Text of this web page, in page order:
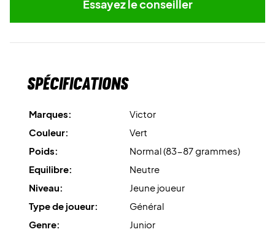
Essayez le conseiller
Spécifications
Marques:
Victor
Couleur:
Vert
Poids:
Normal (83-87 grammes)
Equilibre:
Neutre
Niveau:
Jeune joueur
Type de joueur:
Général
Genre:
Junior